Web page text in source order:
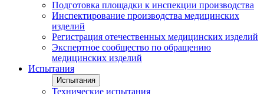
Подготовка площадки к инспекции производства
Инспектирование производства медицинских
изделий
Регистрация отечественных медицинских изделий
Экспертное сообщество по обращению
медицинских изделий
Испытания
Испытания
Технические испытания